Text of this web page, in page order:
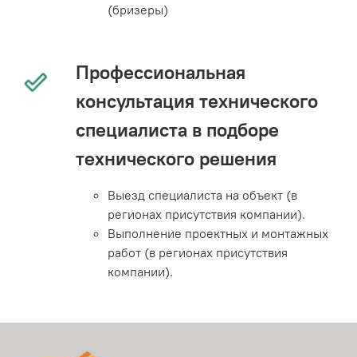
(бризеры)
Профессиональная
консультация технического
специалиста в подборе
технического решения
Выезд специалиста на объект (в
регионах присутствия компании).
Выполнение проектных и монтажных
работ (в регионах присутствия
компании).